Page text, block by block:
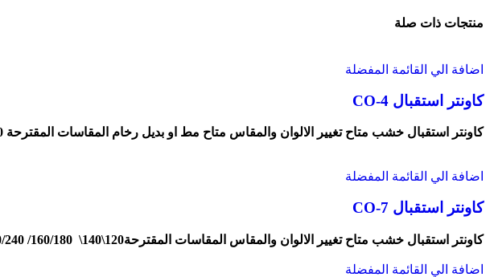
منتجات ذات صلة
اضافة الي القائمة المفضلة
كاونتر استقبال CO-4
كاونتر استقبال خشب متاح تغيير الالوان والمقاس متاح مط او بديل رخام المقاسات المقترحة 200/220/240 سم
اضافة الي القائمة المفضلة
كاونتر استقبال CO-7
كاونتر استقبال خشب متاح تغيير الالوان والمقاس المقاسات المقترحة120\140\ 160/180/ 200/220/240 سم
اضافة الي القائمة المفضلة